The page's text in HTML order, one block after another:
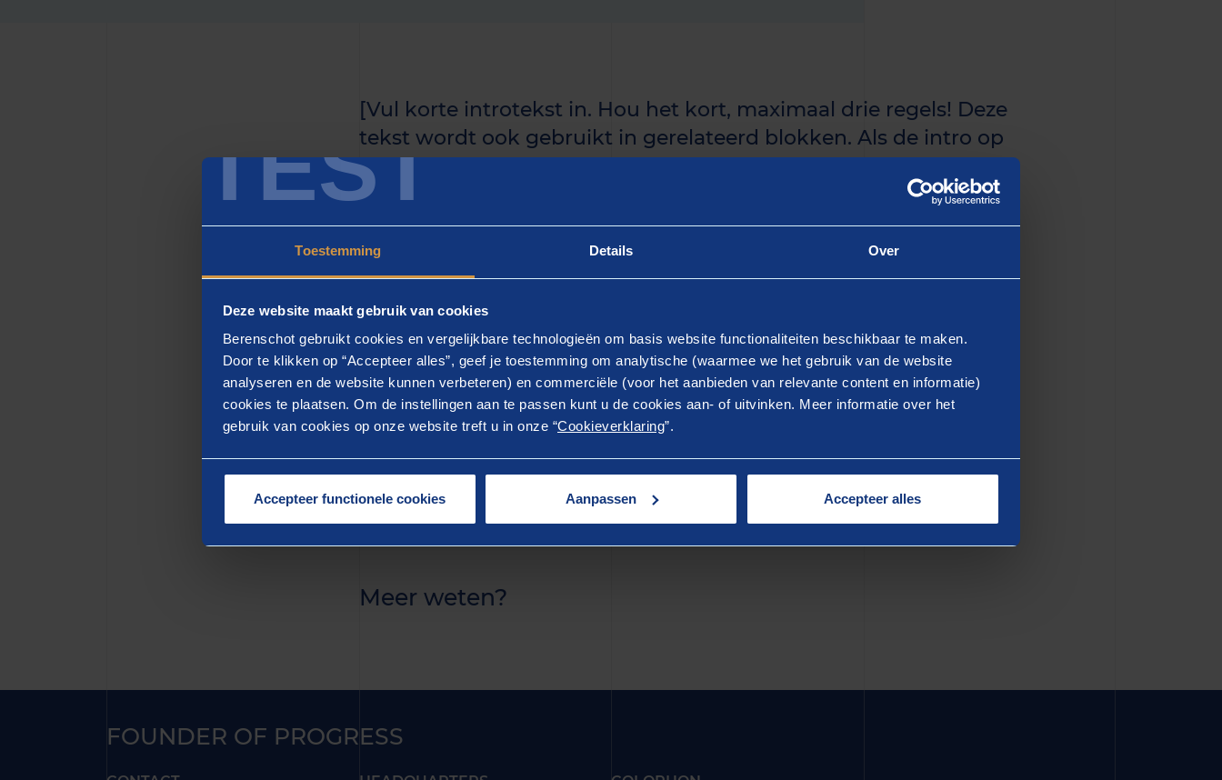
TEST
Toestemming Details Over
Deze website maakt gebruik van cookies
Berenschot gebruikt cookies en vergelijkbare technologieën om basis website functionaliteiten beschikbaar te maken.
Door te klikken op “Accepteer alles”, geef je toestemming om analytische (waarmee we het gebruik van de website
analyseren en de website kunnen verbeteren) en commerciële (voor het aanbieden van relevante content en informatie)
cookies te plaatsen. Om de instellingen aan te passen kunt u de cookies aan- of uitvinken. Meer informatie over het
gebruik van cookies op onze website treft u in onze “Cookieverklaring”.
Accepteer functionele cookies Aanpassen Accepteer alles
[Vul korte introtekst in. Hou het kort, maximaal drie regels! Deze
tekst wordt ook gebruikt in gerelateerd blokken. Als de intro op
het huidige artikel langer is, kun je de rest in de eerste paragraaf
zetten.]
[H2 - gebruik keyword]
eiusmod tempor incididunt ut labore et dolore magna aliqua. Ut enim ad minim veniam,
quis nostrud exercitation ullamco laboris nisi ut aliquip ex ea commodo consequat. Duis
aute irure dolor in reprehenderit in voluptate velit esse cillum dolore eu fugiat nulla
pariatur. Excepteur sint occaecat cupidatat non proident, sunt in culpa qui officia deserunt
mollit anim id est laborum.
Meer weten?
FOUNDER OF PROGRESS